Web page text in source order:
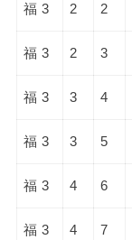
福 3 2 2
福 3 2 3
福 3 3 4
福 3 3 5
福 3 4 6
福 3 4 7